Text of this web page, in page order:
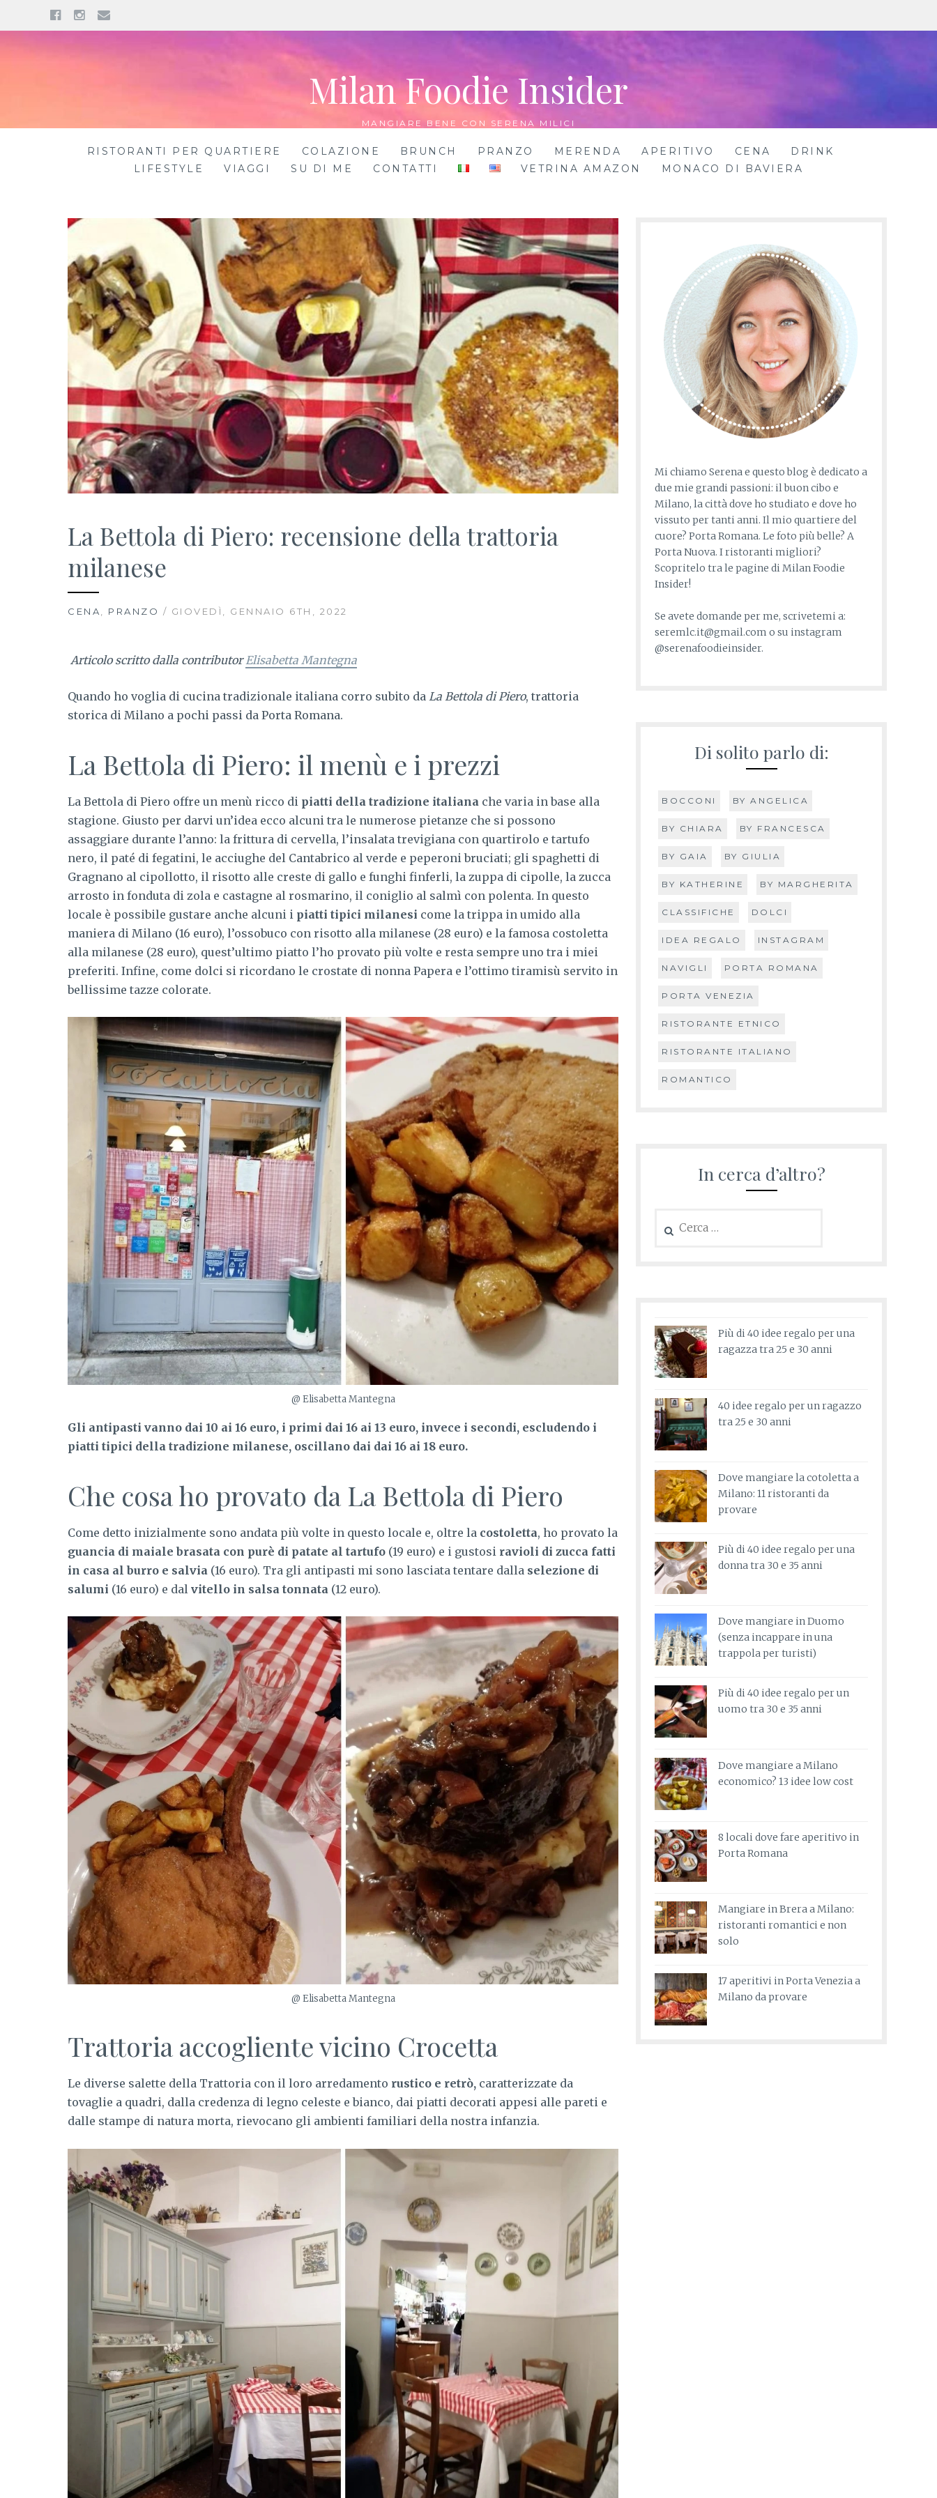
FacebookInstagram
Milan Foodie Insider
MANGIARE BENE CON SERENA MILICI
RISTORANTI PER QUARTIERE COLAZIONE BRUNCH PRANZO MERENDA APERITIVO CENA
DRINK
LIFESTYLE
VIAGGI SU DI ME CONTATTI VETRINA AMAZON MONACO DI BAVIERA
La Bettola di Piero: recensione della trattoria
milanese
CENA PRANZO / GIOVEDÌ, GENNAIO 6TH, 2022
Articolo scritto dalla contributor Elisabetta Mantegna
Quando ho voglia di cucina tradizionale italiana corro subito da La Bettola di Piero, trattoria
storica di Milano a pochi passi da Porta Romana.
La Bettola di Piero: il menù e i prezzi
La Bettola di Piero offre un menù ricco di piatti della tradizione italiana che varia in base alla
stagione. Giusto per darvi un’idea ecco alcuni tra le numerose pietanze che si possono
assaggiare durante l’anno: la frittura di cervella, l’insalata trevigiana con quartirolo e tartufo
nero, il paté di fegatini, le acciughe del Cantabrico al verde e peperoni bruciati; gli spaghetti di
Gragnano al cipollotto, il risotto alle creste di gallo e funghi finferli, la zuppa di cipolle, la zucca
arrosto in fonduta di zola e castagne al rosmarino, il coniglio al salmì con polenta. In questo
locale è possibile gustare anche alcuni i piatti tipici milanesi come la trippa in umido alla
maniera di Milano (16 euro), l’ossobuco con risotto alla milanese (28 euro) e la famosa costoletta
alla milanese (28 euro), quest’ultimo piatto l’ho provato più volte e resta sempre uno tra i miei
preferiti. Infine, come dolci si ricordano le crostate di nonna Papera e l’ottimo tiramisù servito in
bellissime tazze colorate.
@ Elisabetta Mantegna
Gli antipasti vanno dai 10 ai 16 euro, i primi dai 16 ai 13 euro, invece i secondi, escludendo i
piatti tipici della tradizione milanese, oscillano dai dai 16 ai 18 euro.
Che cosa ho provato da La Bettola di Piero
Come detto inizialmente sono andata più volte in questo locale e, oltre la costoletta, ho provato la
guancia di maiale brasata con purè di patate al tartufo (19 euro) e i gustosi ravioli di zucca fatti
in casa al burro e salvia (16 euro). Tra gli antipasti mi sono lasciata tentare dalla selezione di
salumi (16 euro) e dal vitello in salsa tonnata (12 euro).
@ Elisabetta Mantegna
Trattoria accogliente vicino Crocetta
Le diverse salette della Trattoria con il loro arredamento rustico e retrò, caratterizzate da
tovaglie a quadri, dalla credenza di legno celeste e bianco, dai piatti decorati appesi alle pareti e
dalle stampe di natura morta, rievocano gli ambienti familiari della nostra infanzia.
Mi chiamo Serena e questo blog è dedicato a
due mie grandi passioni: il buon cibo e
Milano, la città dove ho studiato e dove ho
vissuto per tanti anni. Il mio quartiere del
cuore? Porta Romana. Le foto più belle? A
Porta Nuova. I ristoranti migliori?
Scopritelo tra le pagine di Milan Foodie
Insider!
Se avete domande per me, scrivetemi a:
seremlc.it@gmail.com o su instagram
@serenafoodieinsider.
Di solito parlo di:
BOCCONI BY ANGELICA
BY CHIARA BY FRANCESCA
BY GAIA BY GIULIA
BY KATHERINE BY MARGHERITA
CLASSIFICHE DOLCI
IDEA REGALO INSTAGRAM
NAVIGLI PORTA ROMANA
PORTA VENEZIA
RISTORANTE ETNICO
RISTORANTE ITALIANO
ROMANTICO
In cerca d’altro?
per:
Più di 40 idee regalo per una
ragazza tra 25 e 30 anni
40 idee regalo per un ragazzo
tra 25 e 30 anni
Dove mangiare la cotoletta a
Milano: 11 ristoranti da
provare
Più di 40 idee regalo per una
donna tra 30 e 35 anni
Dove mangiare in Duomo
(senza incappare in una
trappola per turisti)
Più di 40 idee regalo per un
uomo tra 30 e 35 anni
Dove mangiare a Milano
economico? 13 idee low cost
8 locali dove fare aperitivo in
Porta Romana
Mangiare in Brera a Milano:
ristoranti romantici e non
solo
17 aperitivi in Porta Venezia a
Milano da provare